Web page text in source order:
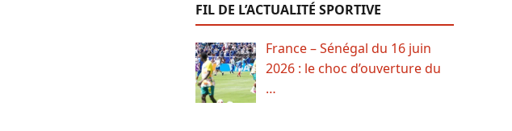
FIL DE L’ACTUALITÉ SPORTIVE
France – Sénégal du 16 juin
2026 : le choc d’ouverture du
…